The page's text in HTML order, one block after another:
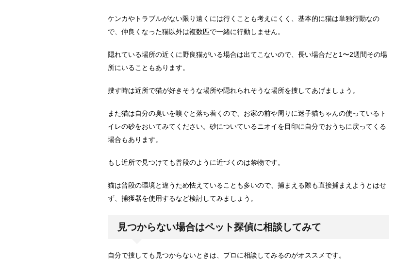
ケンカやトラブルがない限り遠くには行くことも考えにくく、基本的に猫は単独行動なの
で、仲良くなった猫以外は複数匹で一緒に行動しません。
隠れている場所の近くに野良猫がいる場合は出てこないので、長い場合だと1〜2週間その場
所にいることもあります。
捜す時は近所で猫が好きそうな場所や隠れられそうな場所を捜してあげましょう。
また猫は自分の臭いを嗅ぐと落ち着くので、お家の前や周りに迷子猫ちゃんの使っているト
イレの砂をおいてみてください。砂についているニオイを目印に自分でおうちに戻ってくる
場合もあります。
もし近所で見つけても普段のように近づくのは禁物です。
猫は普段の環境と違うため怯えていることも多いので、捕まえる際も直接捕まえようとはせ
ず、捕獲器を使用するなど検討してみましょう。
見つからない場合はペット探偵に相談してみて
自分で捜しても見つからないときは、プロに相談してみるのがオススメです。